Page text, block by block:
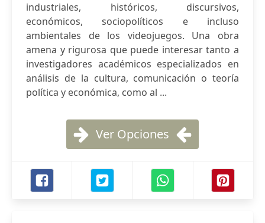
industriales, históricos, discursivos,
económicos, sociopolíticos e incluso
ambientales de los videojuegos. Una obra
amena y rigurosa que puede interesar tanto a
investigadores académicos especializados en
análisis de la cultura, comunicación o teoría
política y económica, como al ...
Ver Opciones